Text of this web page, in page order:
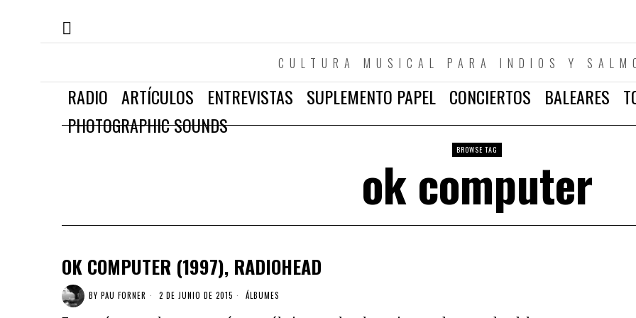
CULTURA MUSICAL PARA INDIOS Y
RADIO ARTÍCULOS ENTREVISTAS SUPLEMENTO PAPEL CONCIERTOS BALEARES
PHOTOGRAPHIC SOUNDS
BROWSE TAG
ok computer
OK COMPUTER (1997), RADIOHEAD
BY PAU FORNER 2 DE JUNIO DE 2015 ÁLBUMES